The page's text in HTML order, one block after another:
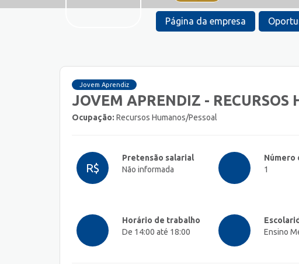
Página da empresa
Jovem Aprendiz
JOVEM APRENDIZ - RECURSOS
Ocupação: Recursos Humanos/Pessoal
R$
Pretensão salarial
Não informada
Número
1
Horário de trabalho
De 14:00 até 18:00
Ensino